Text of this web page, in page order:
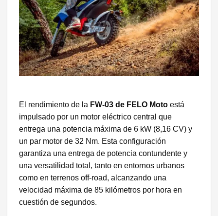
El rendimiento de la FW-03 de FELO Moto está
impulsado por un motor eléctrico central que
entrega una potencia máxima de 6 kW (8,16 CV) y
un par motor de 32 Nm. Esta configuración
garantiza una entrega de potencia contundente y
una versatilidad total, tanto en entornos urbanos
como en terrenos off-road, alcanzando una
velocidad máxima de 85 kilómetros por hora en
cuestión de segundos.